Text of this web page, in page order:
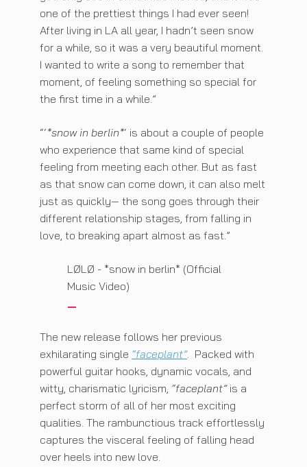
one of the prettiest things I had ever seen!
After living in LA all year, I hadn’t seen snow
for a while, so it was a very beautiful moment.
I wanted to write a song to remember that
moment, of feeling something so special for
the first time in a while.”
“‘*snow in berlin*‘ is about a couple of people
who experience that same kind of special
feeling from meeting each other. But as fast
as that snow can come down, it can also melt
just as quickly— the song goes through their
different relationship stages, from falling in
love, to breaking apart almost as fast.”
LØLØ - *snow in berlin* (Official
Music Video)
The new release follows her previous
exhilarating single “faceplant”. Packed with
powerful guitar hooks, dynamic vocals, and
witty, charismatic lyricism, “faceplant”is a
perfect storm of all of her most exciting
qualities. The rambunctious track effortlessly
captures the visceral feeling of falling head
over heels into new love.